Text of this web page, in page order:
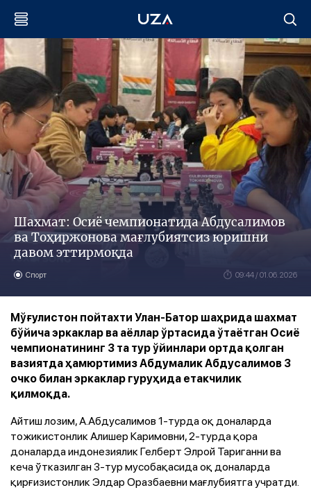
Шахмат: Осиё чемпионатида Абдусалимов
ва Тоҳиржонова мағлубиятсиз юришни
давом эттирмоқда
Спорт 09:44 / 01.06.2026
Мўғулистон пойтахти Улан-Батор шаҳрида шахмат
бўйича эркаклар ва аёллар ўртасида ўтаётган Осиё
чемпионатининг 3 та тур ўйинлари ортда қолган
вазиятда ҳамюртимиз Абдумалик Абдусалимов 3
очко билан эркаклар гуруҳида етакчилик
қилмоқда.
Айтиш лозим, А.Абдусалимов 1-турда оқ доналарда
тожикистонлик Алишер Каримовни, 2-турда қора
доналарда индонезиялик Гелберт Элрой Тариганни ва
кеча ўтказилган 3-тур мусобақасида оқ доналарда
қирғизистонлик Элдар Оразбаевни мағлубиятга учратди.